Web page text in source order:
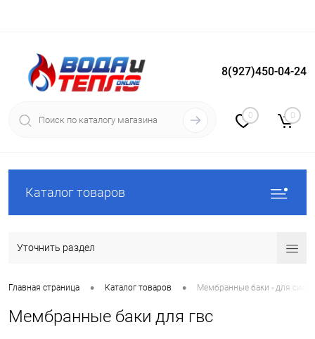
Вход Регистрация
8(927)450-04-24
0 0
Каталог товаров
Уточнить раздел
Главная страница • Каталог товаров • Мембранные баки - для
Мембранные баки для гвс